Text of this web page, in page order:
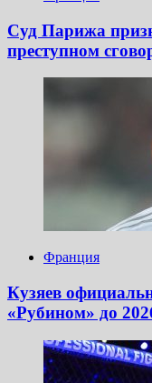
Суд Парижа
преступном
Франция
Кузяев
«Рубином» до